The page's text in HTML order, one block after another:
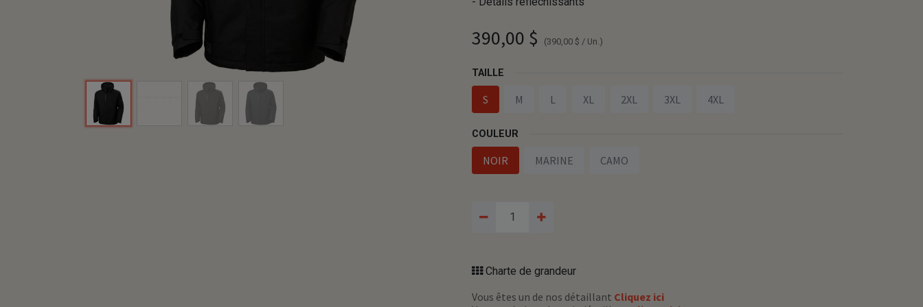
390,00 $ (390,00 $ / Un.)
TAILLE
S M L XL 2XL 3XL 4XL
COULEUR
NOIR MARINE CAMO
Charte de grandeur
Vous êtes un de nos détaillant Cliquez ici